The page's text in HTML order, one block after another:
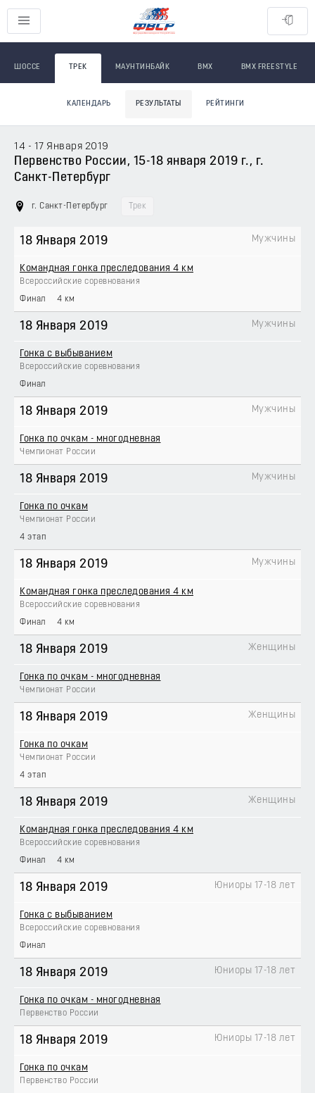
ШОССЕ ТРЕК МАУНТИНБАЙК BMX BMX FREESTYLE
КАЛЕНДАРЬ РЕЗУЛЬТАТЫ РЕЙТИНГИ
14 - 17 Января 2019
Первенство России, 15-18 января 2019 г., г.
Санкт-Петербург
г. Санкт-Петербург Трек
18 Января 2019
Командная гонка преследования 4 км
Всероссийские соревнования
Мужчины
Финал 4 км
18 Января 2019
Гонка с выбыванием
Всероссийские соревнования
Мужчины
Финал
18 Января 2019
Гонка по очкам - многодневная
Чемпионат России
Мужчины
18 Января 2019
Гонка по очкам
Чемпионат России
Мужчины
4 этап
18 Января 2019
Командная гонка преследования 4 км
Всероссийские соревнования
Мужчины
Финал 4 км
18 Января 2019
Гонка по очкам - многодневная
Чемпионат России
Женщины
18 Января 2019
Гонка по очкам
Чемпионат России
Женщины
4 этап
18 Января 2019
Командная гонка преследования 4 км
Всероссийские соревнования
Женщины
Финал 4 км
18 Января 2019
Гонка с выбыванием
Всероссийские соревнования
Юниоры 17-18 лет
Финал
18 Января 2019
Гонка по очкам - многодневная
Первенство России
Юниоры 17-18 лет
18 Января 2019
Гонка по очкам
Первенство России
Юниоры 17-18 лет